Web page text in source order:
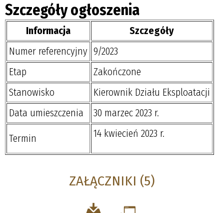
Szczegóły ogłoszenia
Informacja
Szczegóły
Numer referencyjny 9/2023
Etap
Zakończone
Stanowisko
Kierownik Działu Eksploatacji
Data umieszczenia
30 marzec 2023 r.
Termin 14 kwiecień 2023 r.
ZAŁĄCZNIKI (5)